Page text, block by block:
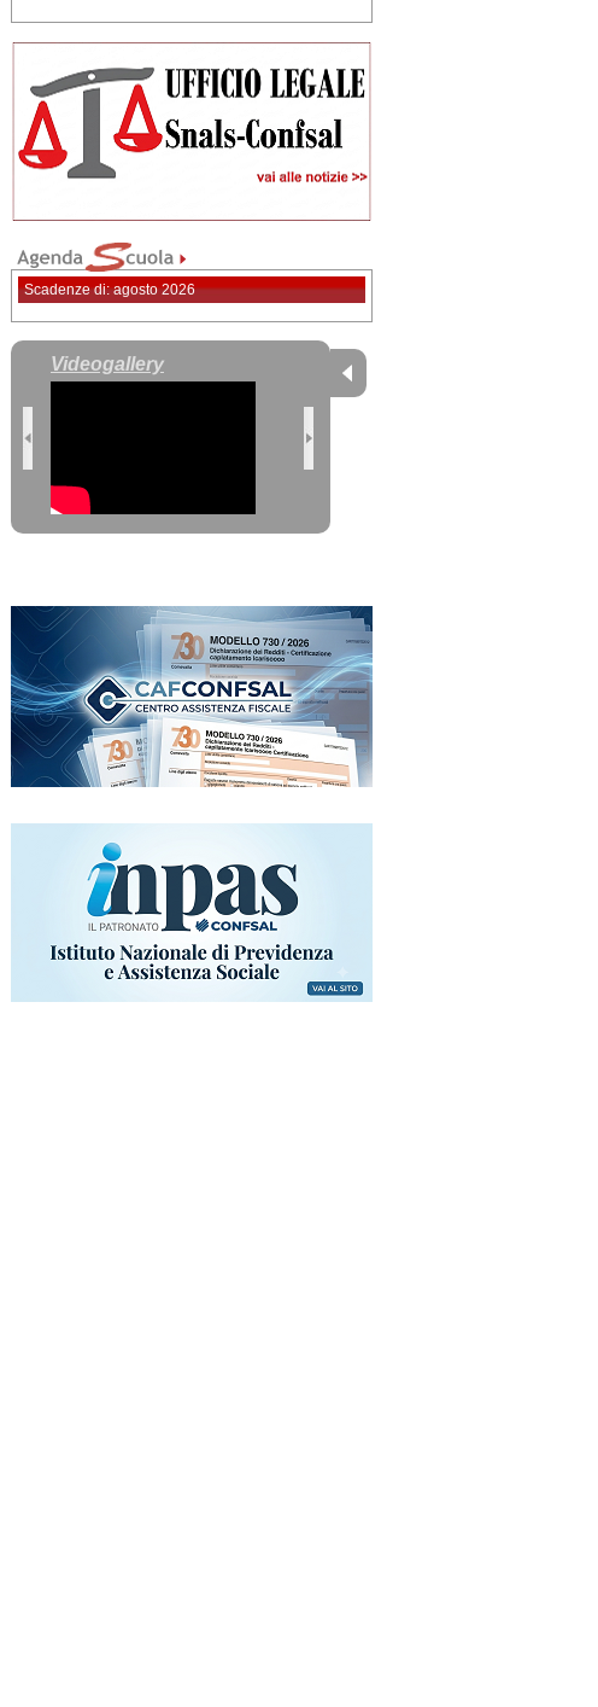
Scadenze di: agosto 2026
Videogallery